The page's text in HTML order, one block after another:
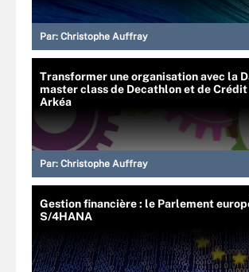
Par: Christophe Auffray
Transformer une organisation avec la
master class de Decathlon et de
Arkéa
Par: Christophe Auffray
Gestion financière : le Parlement
S/4HANA